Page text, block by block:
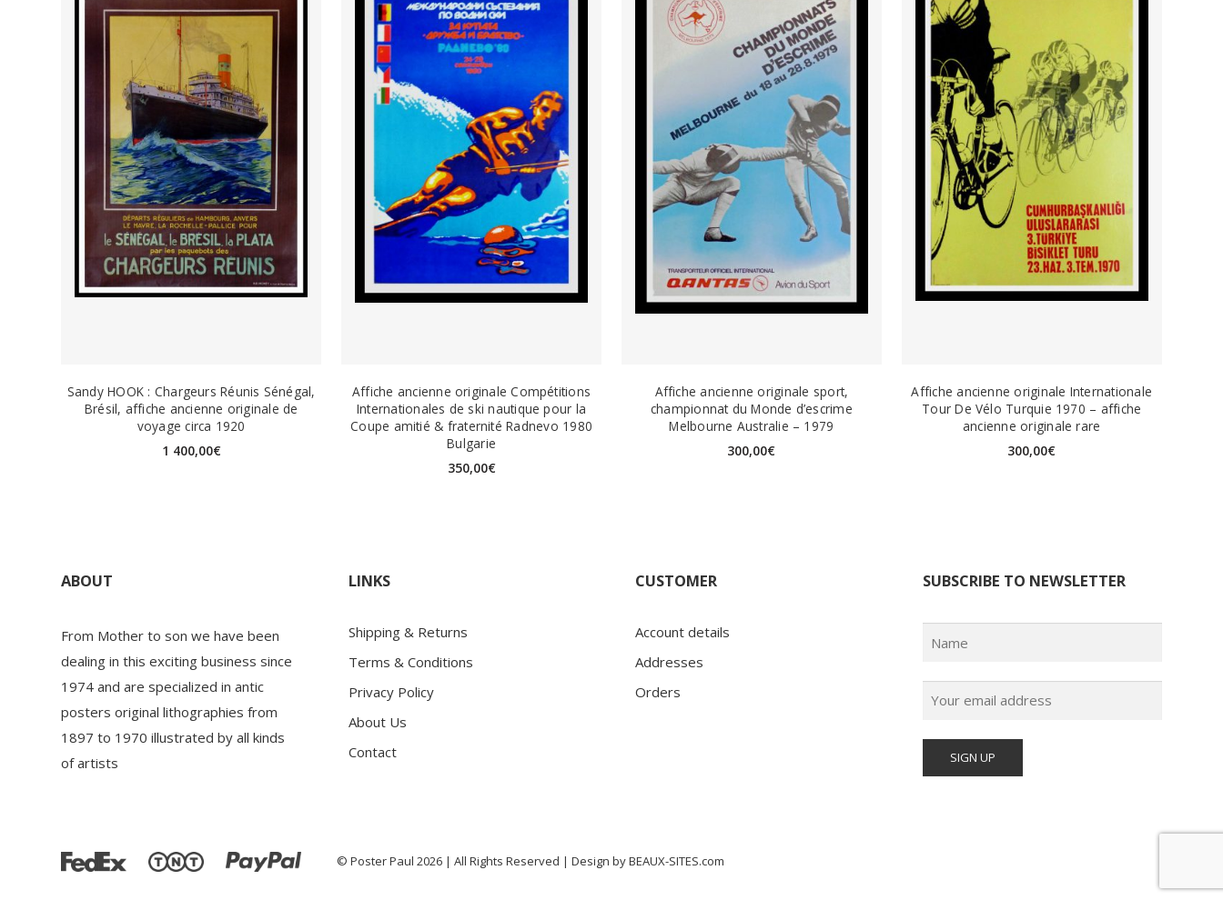
Sandy HOOK : Chargeurs Réunis Sénégal,
Brésil, affiche ancienne originale de
voyage circa 1920
1 400,00€
Affiche ancienne originale Compétitions
Internationales de ski nautique pour la
Coupe amitié & fraternité Radnevo 1980
Bulgarie
350,00€
Affiche ancienne originale sport,
championnat du Monde d’escrime
Melbourne Australie – 1979
300,00€
Affiche ancienne originale Internationale
Tour De Vélo Turquie 1970 – affiche
ancienne originale rare
300,00€
ABOUT
From Mother to son we have been
dealing in this exciting business since
1974 and are specialized in antic
posters original lithographies from
1897 to 1970 illustrated by all kinds
of artists
LINKS
Shipping & Returns
Terms & Conditions
Privacy Policy
About Us
Contact
CUSTOMER
Account details
Addresses
Orders
SUBSCRIBE TO NEWSLETTER
Design byBEAUX-SITES.com
© Poster Paul 2026 | All Rights Reserved |